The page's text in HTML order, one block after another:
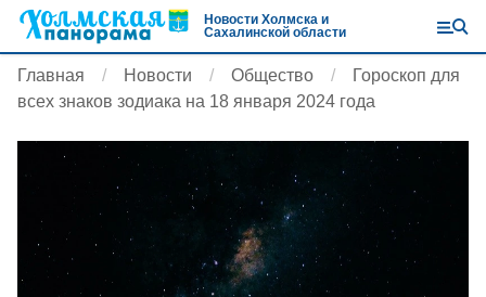
Новости Холмска и
Сахалинской области
Главная Новости Общество
Гороскоп для
всех знаков зодиака на 18 января 2024 года